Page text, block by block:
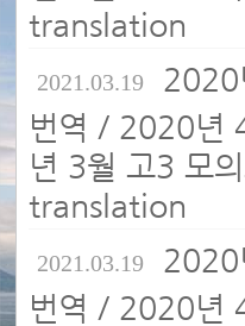
translation
2021.03.19 2020
번역 / 2020년
년 3월 고3 모
translation
2021.03.19 2020
번역 / 2020년